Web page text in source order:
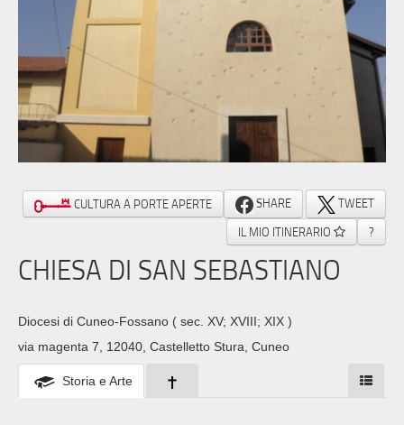
CULTURA A PORTE APERTE SHARE
TWEET
IL MIO ITINERARIO
?
CHIESA DI SAN SEBASTIANO
Diocesi di Cuneo-Fossano ( sec. XV; XVIII; XIX )
via magenta 7, 12040, Castelletto Stura, Cuneo
Storia e Arte